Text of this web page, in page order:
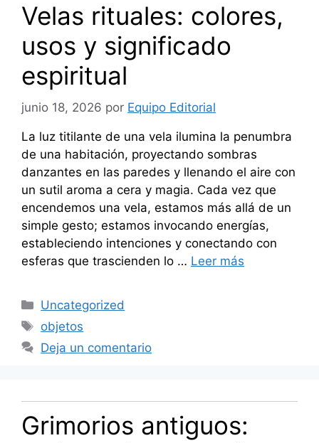
Velas rituales: colores,
usos y significado
espiritual
junio 18, 2026 por Equipo Editorial
La luz titilante de una vela ilumina la penumbra
de una habitación, proyectando sombras
danzantes en las paredes y llenando el aire con
un sutil aroma a cera y magia. Cada vez que
encendemos una vela, estamos más allá de un
simple gesto; estamos invocando energías,
estableciendo intenciones y conectando con
esferas que trascienden lo … Leer más
Categorías
Uncategorized
Etiquetas
objetos
Deja un comentario
Grimorios antiguos: